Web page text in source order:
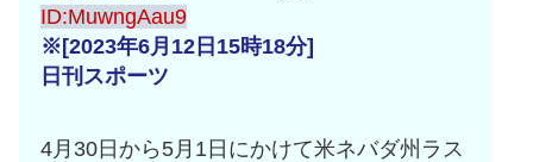
ID:MuwngAau9
※[2023年6月12日15時18分]
日刊スポーツ
4月30日から5月1日にかけて米ネバダ州ラス